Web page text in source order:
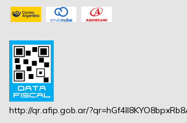
http://qr.afip.gob.ar/